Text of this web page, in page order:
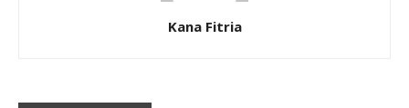
Kana Fitria